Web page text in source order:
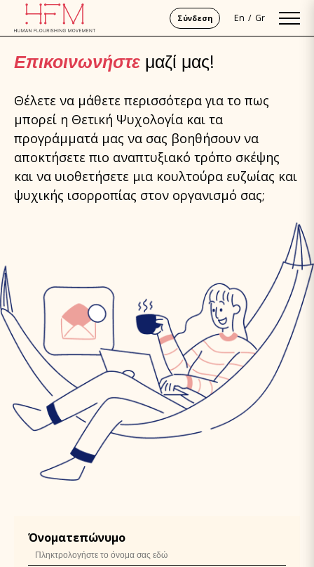
Σύνδεση En Gr
Επικοινωνήστε μαζί μας!
Θέλετε να μάθετε περισσότερα για το πως
μπορεί η Θετική Ψυχολογία και τα
προγράμματά μας να σας βοηθήσουν να
αποκτήσετε πιο αναπτυξιακό τρόπο σκέψης
και να υιοθετήσετε μια κουλτούρα ευζωίας και
ψυχικής ισορροπίας στον οργανισμό σας;
Όνοματεπώνυμο